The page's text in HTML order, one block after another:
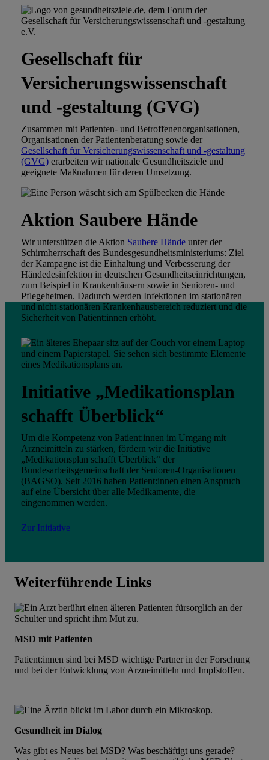
Gesellschaft für
Versicherungswissenschaft
und -gestaltung (GVG)
Zusammen mit Patienten- und Betroffenenorganisationen,
Organisationen der Patientenberatung sowie der
Gesellschaft für Versicherungswissenschaft und -gestaltung
(GVG) erarbeiten wir nationale Gesundheitsziele und
geeignete Maßnahmen für deren Umsetzung.
Aktion Saubere Hände
Wir unterstützen die Aktion Saubere Hände unter der
Schirmherrschaft des Bundesgesundheitsministeriums: Ziel
der Kampagne ist die Einhaltung und Verbesserung der
Händedesinfektion in deutschen Gesundheitseinrichtungen,
zum Beispiel in Krankenhäusern sowie in Senioren- und
Pflegeheimen. Dadurch werden Infektionen im stationären
und nicht-stationären Krankenhausbereich reduziert und die
Sicherheit von Patient:innen erhöht.
Initiative „Medikationsplan
schafft Überblick“
Um die Kompetenz von Patient:innen im Umgang mit
Arzneimitteln zu stärken, fördern wir die Initiative
„Medikationsplan schafft Überblick“ der
Bundesarbeitsgemeinschaft der Senioren-Organisationen
(BAGSO). Seit 2016 haben Patient:innen einen Anspruch
auf eine Übersicht über alle Medikamente, die
eingenommen werden.
Zur Initiative
Weiterführende Links
MSD mit Patienten
Patient:innen sind bei MSD wichtige Partner in der Forschung
und bei der Entwicklung von Arzneimitteln und Impfstoffen.
Gesundheit im Dialog
Was gibt es Neues bei MSD? Was beschäftigt uns gerade?